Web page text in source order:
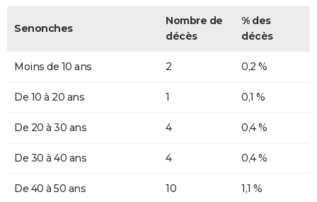
Senonches
Nombre de
décès
% des
décès
Moins de 10 ans 2 0,2 %
De 10 à 20 ans 1 0,1 %
De 20 à 30 ans 4 0,4 %
De 30 à 40 ans 4 0,4 %
De 40 à 50 ans 10 1,1 %